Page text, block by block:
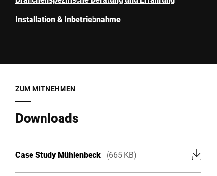
Installation & Inbetriebnahme
ZUM MITNEHMEN
Downloads
Case Study Mühlenbeck (665 KB)